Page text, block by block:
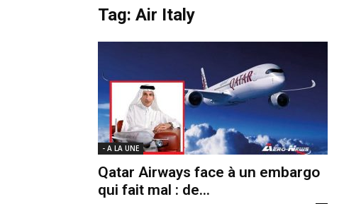
Tag: Air Italy
- A LA UNE
Qatar Airways face à un embargo
qui fait mal : de...